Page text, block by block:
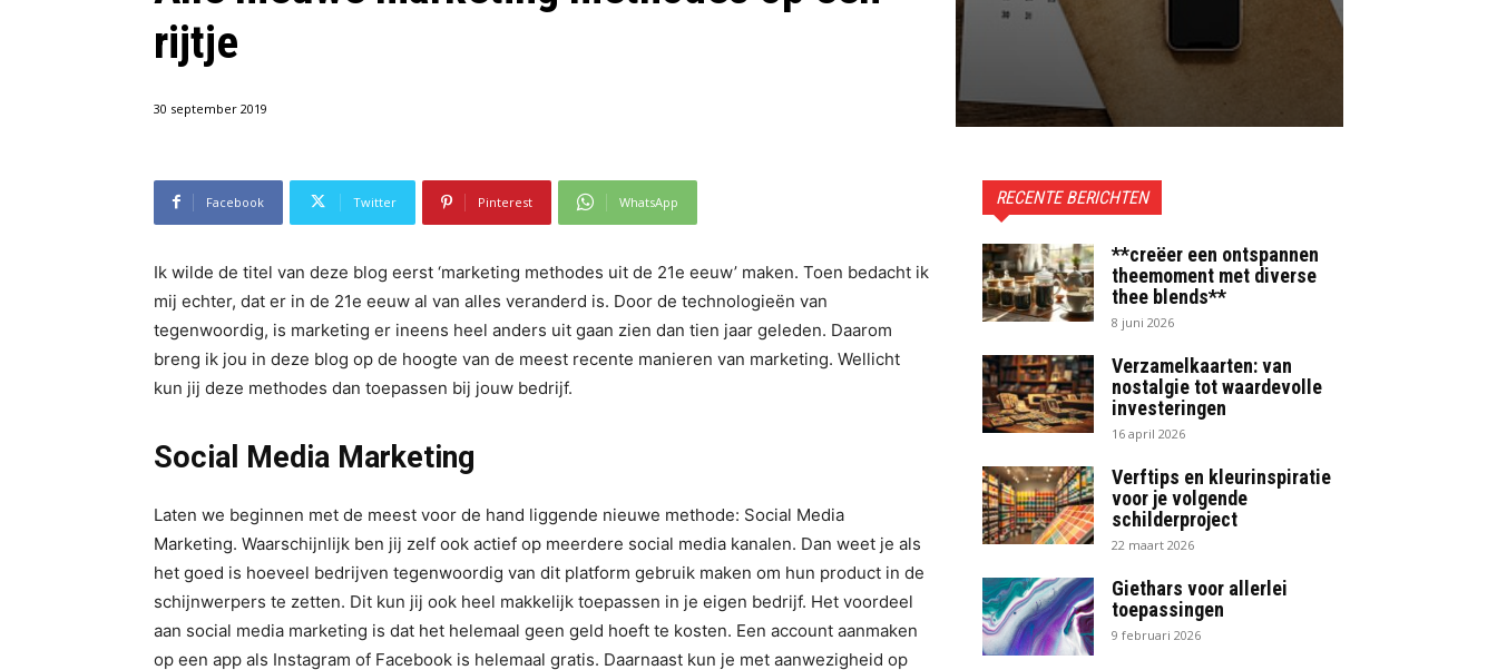
rijtje
30 september 2019
Facebook Twitter Pinterest WhatsApp
Ik wilde de titel van deze blog eerst ‘marketing methodes uit de 21e eeuw’ maken. Toen bedacht ik
mij echter, dat er in de 21e eeuw al van alles veranderd is. Door de technologieën van
tegenwoordig, is marketing er ineens heel anders uit gaan zien dan tien jaar geleden. Daarom
breng ik jou in deze blog op de hoogte van de meest recente manieren van marketing. Wellicht
kun jij deze methodes dan toepassen bij jouw bedrijf.
Social Media Marketing
Laten we beginnen met de meest voor de hand liggende nieuwe methode: Social Media
Marketing. Waarschijnlijk ben jij zelf ook actief op meerdere social media kanalen. Dan weet je als
het goed is hoeveel bedrijven tegenwoordig van dit platform gebruik maken om hun product in de
schijnwerpers te zetten. Dit kun jij ook heel makkelijk toepassen in je eigen bedrijf. Het voordeel
aan social media marketing is dat het helemaal geen geld hoeft te kosten. Een account aanmaken
op een app als Instagram of Facebook is helemaal gratis. Daarnaast kun je met aanwezigheid op
RECENTE BERICHTEN
**creëer een ontspannen
theemoment met diverse
thee blends**
8 juni 2026
Verzamelkaarten: van
nostalgie tot waardevolle
investeringen
16 april 2026
Verftips en kleurinspiratie
voor je volgende
schilderproject
22 maart 2026
Giethars voor allerlei
toepassingen
9 februari 2026